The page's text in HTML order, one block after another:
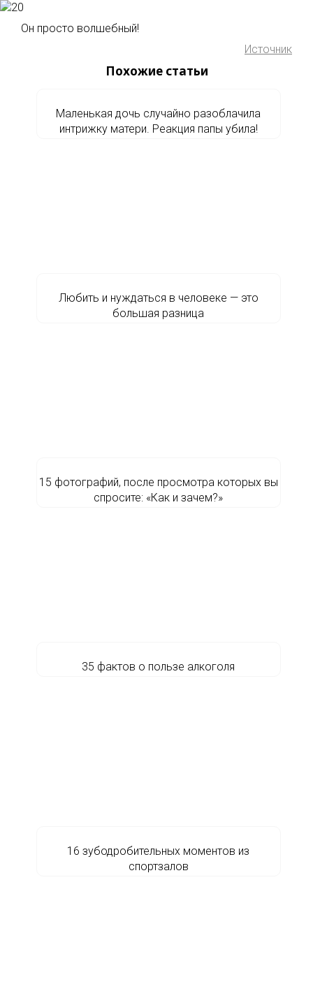
Он просто волшебный!
Источник
Похожие статьи
Маленькая дочь случайно разоблачила
интрижку матери. Реакция папы убила!
Любить и нуждаться в человеке — это
большая разница
15 фотографий, после просмотра которых вы
спросите: «Как и зачем?»
35 фактов о пользе алкоголя
16 зубодробительных моментов из
спортзалов